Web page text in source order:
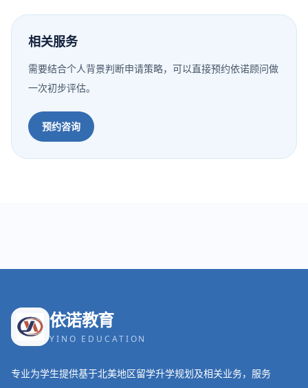
相关服务
需要结合个人背景判断申请策略，可以直接预约依诺顾问做
一次初步评估。
预约咨询
依诺教育
YINO EDUCATION
专业为学生提供基于北美地区留学升学规划及相关业务，服务